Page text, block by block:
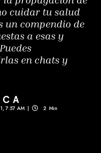
cuidar tu salud
un compendio de
a esas y
en chats y
7:57 AM | 2 Min